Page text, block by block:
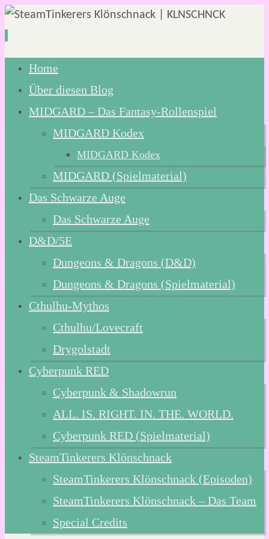
Zum
Inhalt
springen
Home
Über diesen Blog
MIDGARD – Das Fantasy-Rollenspiel
MIDGARD Kodex
MIDGARD Kodex
MIDGARD (Spielmaterial)
Das Schwarze Auge
Das Schwarze Auge
D&D/5E
Dungeons & Dragons (D&D)
Dungeons & Dragons (Spielmaterial)
Cthulhu-Mythos
Cthulhu/Lovecraft
Drygolstadt
Cyberpunk RED
Cyberpunk & Shadowrun
ALL. IS. RIGHT. IN. THE. WORLD.
Cyberpunk RED (Spielmaterial)
SteamTinkerers Klönschnack
SteamTinkerers Klönschnack (Episoden)
SteamTinkerers Klönschnack – Das Team
Special Credits